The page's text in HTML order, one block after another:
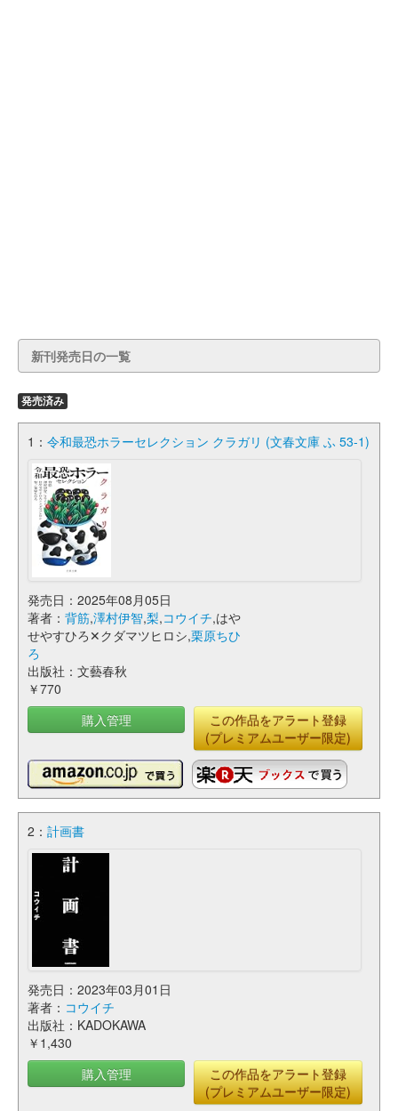
新刊発売日の一覧
発売済み
1： 令和最恐ホラーセレクション クラガリ (文春文庫 ふ 53-1)
発売日：2025年08月05日
著者： 背筋,澤村伊智,梨,コウイチ,はや
せやすひろ✕クダマツヒロシ,栗原ちひ
ろ
出版社：文藝春秋
￥770
購入管理
この作品をアラート登録
(プレミアムユーザー限定)
2： 計画書
発売日：2023年03月01日
著者： コウイチ
出版社：KADOKAWA
￥1,430
購入管理
この作品をアラート登録
(プレミアムユーザー限定)